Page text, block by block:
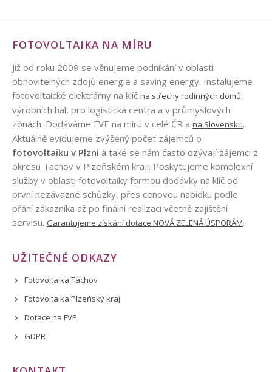
FOTOVOLTAIKA NA MÍRU
Již od roku 2009 se věnujeme podnikání v oblasti
obnovitelných zdojů energie a saving energy. Instalujeme
fotovoltaické elektrárny na klíč na střechy rodinných domů,
výrobních hal, pro logistická centra a v průmyslových
zónách. Dodáváme FVE na míru v celé ČR a na Slovensku.
Aktuálně evidujeme zvýšený počet zájemců o
fotovoltaiku v Plzni a také se nám často ozývají zájemci z
okresu Tachov v Plzeňském kraji. Poskytujeme komplexní
služby v oblasti fotovoltaiky formou dodávky na klíč od
první nezávazné schůzky, přes cenovou nabídku podle
přání zákazníka až po finální realizaci včetně zajištění
servisu. Garantujeme získání dotace NOVÁ ZELENÁ ÚSPORÁM.
UŽITEČNÉ ODKAZY
Fotovoltaika Tachov
Fotovoltaika Plzeňský kraj
Dotace na FVE
GDPR